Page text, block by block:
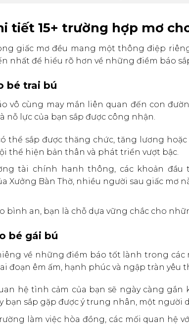
tiết 15+ trường hợp mơ
giấc mơ đều mang một thông điệp
nhất để hiểu rõ hơn về những điềm báo
bé trai bú
vô cùng may mắn liên quan đến con
nỗ lực của bạn sắp được công nhận.
thể sắp được thăng chức, tăng lương
thể hiện bản thân và phát triển vượt bậc.
tài chính hanh thông, các khoản đầu
Xưởng Bàn Thờ, nhiều người sau giấc mơ
bình an, bạn là chỗ dựa vững chắc cho
bé gái bú
về những điềm báo tốt lành trong các
đoạn êm ấm, hạnh phúc và ngập tràn yêu
hệ tình cảm của bạn sẽ ngày càng gắn
bạn sắp gặp được ý trung nhân, một người
làm việc hòa đồng, các mối quan hệ